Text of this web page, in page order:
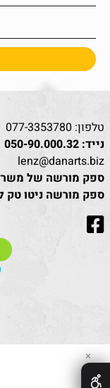
טלפון: 077-3353780
נייד: 050-90.000.32
lenz@danarts.biz
ספק מורשה של משרד
ספק מורשה ניטו טק
✕